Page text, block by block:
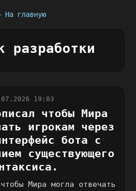
На главную
разработки
19:03
чтобы Мира
игрокам через
бота с
существующего
Мира могла отвечать